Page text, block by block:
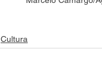
Cultura